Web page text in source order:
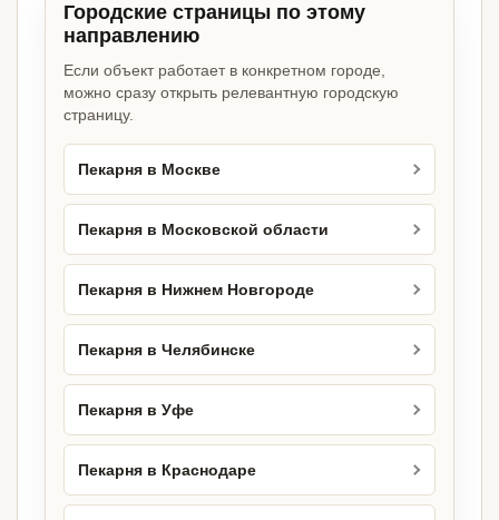
Городские страницы по этому
направлению
Если объект работает в конкретном городе,
можно сразу открыть релевантную городскую
страницу.
Пекарня в Москве
Пекарня в Московской области
Пекарня в Нижнем Новгороде
Пекарня в Челябинске
Пекарня в Уфе
Пекарня в Краснодаре